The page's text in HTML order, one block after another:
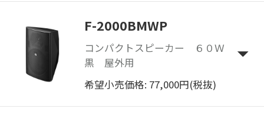
F-2000BMWP
コンパクトスピーカー ６０Ｗ
黒 屋外用
希望小売価格: 77,000円(税抜)